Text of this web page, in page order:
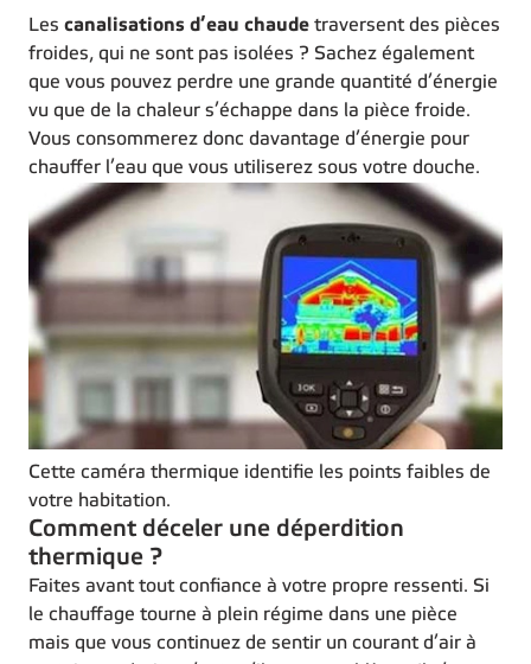
Les canalisations d’eau chaude traversent des pièces
froides, qui ne sont pas isolées ? Sachez également
que vous pouvez perdre une grande quantité d’énergie
vu que de la chaleur s’échappe dans la pièce froide.
Vous consommerez donc davantage d’énergie pour
chauffer l’eau que vous utiliserez sous votre douche.
Cette caméra thermique identifie les points faibles de
votre habitation.
Comment déceler une déperdition
thermique ?
Faites avant tout confiance à votre propre ressenti. Si
le chauffage tourne à plein régime dans une pièce
mais que vous continuez de sentir un courant d’air à